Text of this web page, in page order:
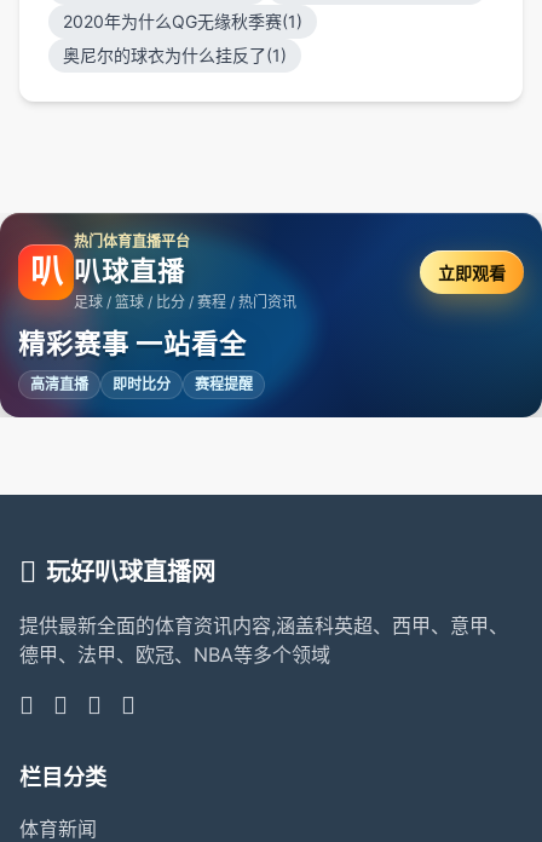
2020年为什么QG无缘秋季赛(1)
奥尼尔的球衣为什么挂反了(1)
叭
热门体育直播平台
叭球直播
足球 / 篮球 / 比分 / 赛程 / 热门资讯
精彩赛事 一站看全
高清直播 即时比分 赛程提醒
立即观看
玩好叭球直播网
提供最新全面的体育资讯内容,涵盖科英超、西甲、意甲、
德甲、法甲、欧冠、NBA等多个领域
栏目分类
体育新闻